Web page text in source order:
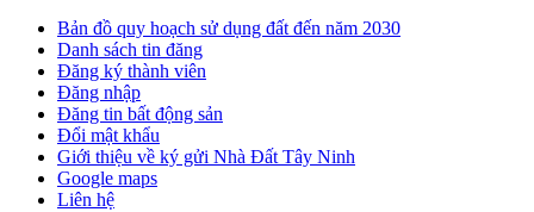
Bản đồ quy hoạch sử dụng đất đến năm 2030
Danh sách tin đăng
Đăng ký thành viên
Đăng nhập
Đăng tin bất động sản
Đổi mật khẩu
Giới thiệu về ký gửi Nhà Đất Tây Ninh
Google maps
Liên hệ